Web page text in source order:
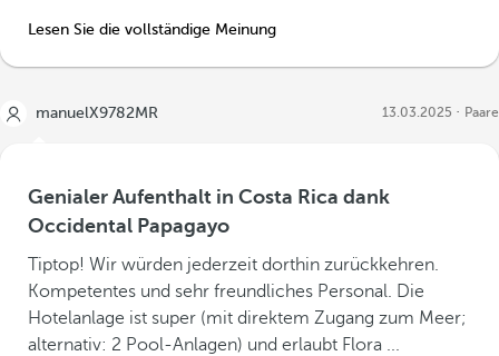
Lesen Sie die vollständige Meinung
manuelX9782MR 13.03.2025 Paare
Genialer Aufenthalt in Costa Rica dank
Occidental Papagayo
Tiptop! Wir würden jederzeit dorthin zurückkehren.
Kompetentes und sehr freundliches Personal. Die
Hotelanlage ist super (mit direktem Zugang zum Meer;
alternativ: 2 Pool-Anlagen) und erlaubt Flora ...